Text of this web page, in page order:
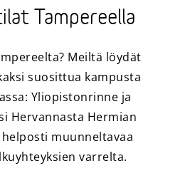
Tampereella
Meiltä löydät
suosittua kampusta
Yliopistonrinne ja
Hervannasta Hermian
muunneltavaa
varrelta.